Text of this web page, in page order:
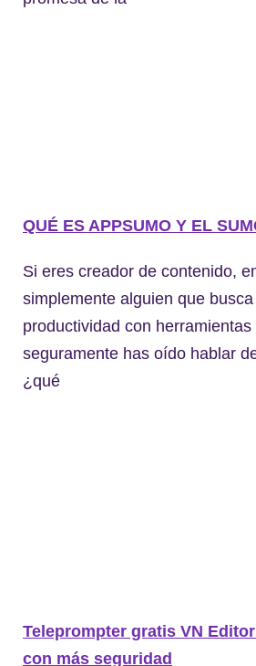
QUÉ ES APPSUMO Y EL
Si eres creador de contenido,
simplemente alguien que
productividad con herramientas
seguramente has oído hablar
¿qué
Teleprompter gratis VN
con más seguridad